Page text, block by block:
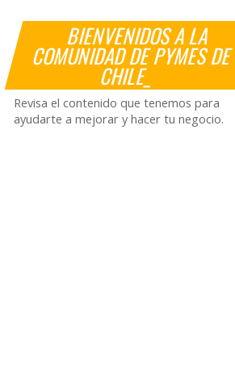
BIENVENIDOS A LA
COMUNIDAD DE PYMES DE
CHILE_
Revisa el contenido que tenemos para
ayudarte a mejorar y hacer tu negocio.